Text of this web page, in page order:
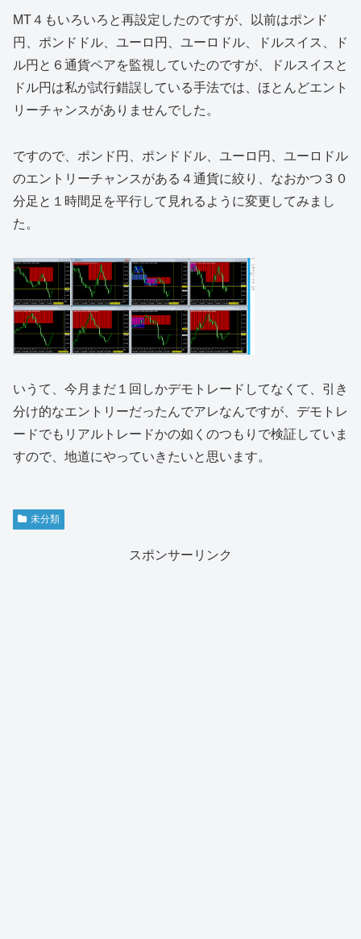
MT４もいろいろと再設定したのですが、以前はポンド
円、ポンドドル、ユーロ円、ユーロドル、ドルスイス、ド
ル円と６通貨ペアを監視していたのですが、ドルスイスと
ドル円は私が試行錯誤している手法では、ほとんどエント
リーチャンスがありませんでした。
ですので、ポンド円、ポンドドル、ユーロ円、ユーロドル
のエントリーチャンスがある４通貨に絞り、なおかつ３０
分足と１時間足を平行して見れるように変更してみまし
た。
いうて、今月まだ１回しかデモトレードしてなくて、引き
分け的なエントリーだったんでアレなんですが、デモトレ
ードでもリアルトレードかの如くのつもりで検証していま
すので、地道にやっていきたいと思います。
未分類
スポンサーリンク